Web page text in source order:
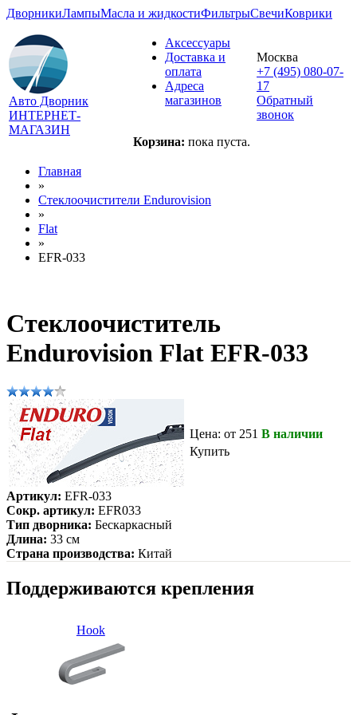
ДворникиЛампыМасла и жидкостиФильтрыСвечиКоврики
Авто Дворник
ИНТЕРНЕТ-
МАГАЗИН
Аксессуары
Доставка и
оплата
Адреса
магазинов
Корзина: пока пуста.
Москва
+7 (495) 080-07-
17
Обратный
звонок
Главная
»
Стеклоочистители Endurovision
»
Flat
»
EFR-033
Стеклоочиститель
Endurovision Flat EFR-033
Цена: от 251 В наличии
Купить
Артикул: EFR-033
Сокр. артикул: EFR033
Тип дворника: Бескаркасный
Длина: 33 см
Страна производства: Китай
Поддерживаются крепления
Hook